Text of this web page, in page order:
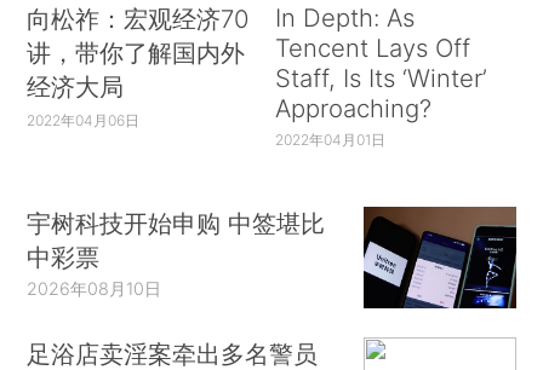
向松祚：宏观经济70
讲，带你了解国内外
经济大局
2022年04月06日
In Depth: As
Tencent Lays Off
Staff, Is Its ‘Winter’
Approaching?
2022年04月01日
宇树科技开始申购 中签堪比
中彩票
2026年08月10日
足浴店卖淫案牵出多名警员